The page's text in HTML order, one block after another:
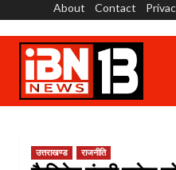
content
About Contact
उत्तराखण्ड राजनीति